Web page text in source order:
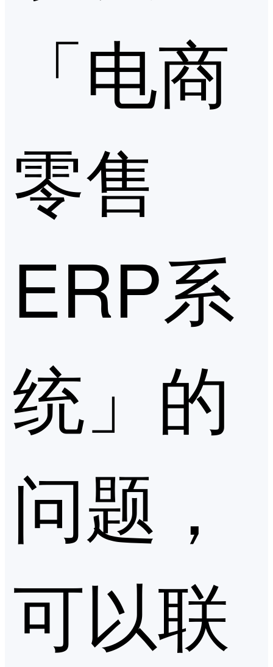
「电商
零售
ERP系
统」的
问题，
可以联